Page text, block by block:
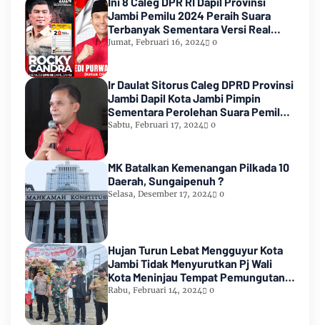
Jambi Pemilu 2024 Peraih Suara
Terbanyak Sementara Versi Real
Count KPU RI
Jumat, Februari 16, 2024 0
Ir Daulat Sitorus Caleg DPRD Provinsi
Jambi Dapil Kota Jambi Pimpin
Sementara Perolehan Suara Pemilu
2024
Sabtu, Februari 17, 2024 0
MK Batalkan Kemenangan Pilkada 10
Daerah, Sungaipenuh ?
Selasa, Desember 17, 2024 0
Hujan Turun Lebat Mengguyur Kota
Jambi Tidak Menyurutkan Pj Wali
Kota Meninjau Tempat Pemungutan
Suara Pemilu 2024
Rabu, Februari 14, 2024 0